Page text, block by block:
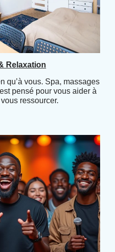
Relaxation
qu’à vous. Spa, massages
pensé pour vous aider à
ressourcer.